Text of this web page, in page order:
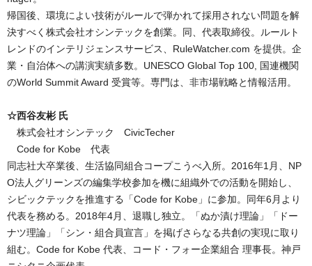
帰国後、環境によい技術がルールで弾かれて採用されない問題を解
決すべく株式会社オシンテックを創業。同、代表取締役。ルールト
レンドのインテリジェンスサービス、RuleWatcher.com を提供。企
業・自治体への講演実績多数。UNESCO Global Top 100, 国連機関
のWorld Summit Award 受賞等。専門は、非市場戦略と情報活用。
☆西谷友彬 氏
株式会社オシンテック　CivicTecher
Code for Kobe　代表
同志社大卒業後、生活協同組合コープこうべ入所。2016年1月、NP
O法人グリーンズの編集学校参加を機に組織外での活動を開始し、
シビックテックを推進する「Code for Kobe」に参加。同年6月より
代表を務める。2018年4月、退職し独立。「ぬか漬け理論」「ドー
ナツ理論」「シン・組合員宣言」を掲げさらなる共創の実現に取り
組む。Code for Kobe 代表、コード・フォー企業組合 理事長。神戸